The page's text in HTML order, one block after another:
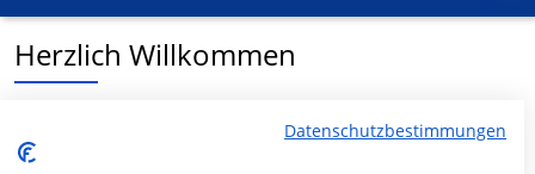
Herzlich Willkommen
MVZ Kieferorthopädie Ismaning in der Dorfstr. 14 ist ein
medizinisches Versorgungszentrum in Ismaning.
Datenschutzbestimmungen